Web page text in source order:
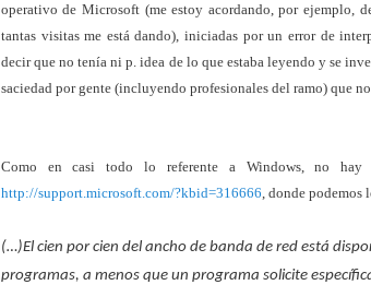
operativo de Microsoft (me estoy acordando, por ejemplo,
tantas visitas me está dando), iniciadas por un error de
decir que no tenía ni p. idea de lo que estaba leyendo y se
saciedad por gente (incluyendo profesionales del ramo) que
Como en casi todo lo referente a Windows, no hay
http://support.microsoft.com/?kbid=316666, donde podemos
(…)El cien por cien del ancho de banda de red está
programas, a menos que un programa solicite